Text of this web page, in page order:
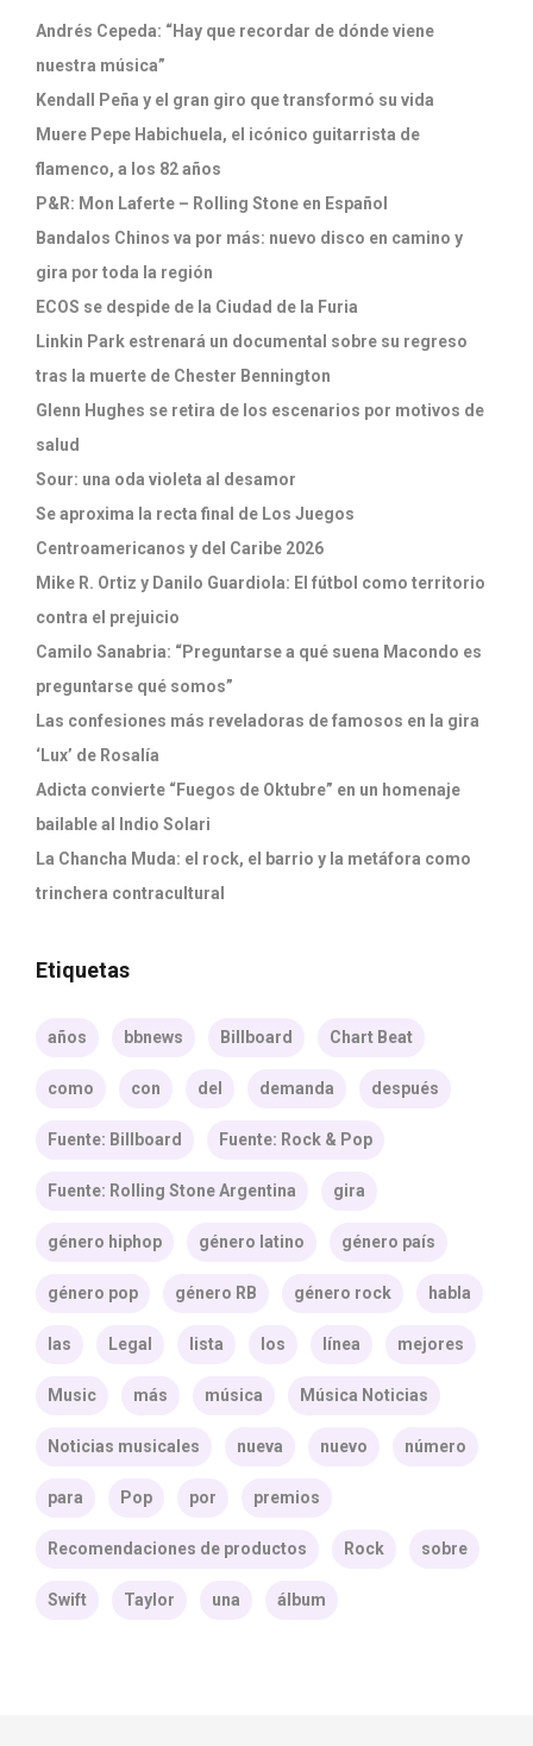
Andrés Cepeda: “Hay que recordar de dónde viene
nuestra música”
Kendall Peña y el gran giro que transformó su vida
Muere Pepe Habichuela, el icónico guitarrista de
flamenco, a los 82 años
P&R: Mon Laferte – Rolling Stone en Español
Bandalos Chinos va por más: nuevo disco en camino y
gira por toda la región
ECOS se despide de la Ciudad de la Furia
Linkin Park estrenará un documental sobre su regreso
tras la muerte de Chester Bennington
Glenn Hughes se retira de los escenarios por motivos de
salud
Sour: una oda violeta al desamor
Se aproxima la recta final de Los Juegos
Centroamericanos y del Caribe 2026
Mike R. Ortiz y Danilo Guardiola: El fútbol como territorio
contra el prejuicio
Camilo Sanabria: “Preguntarse a qué suena Macondo es
preguntarse qué somos”
Las confesiones más reveladoras de famosos en la gira
‘Lux’ de Rosalía
Adicta convierte “Fuegos de Oktubre” en un homenaje
bailable al Indio Solari
La Chancha Muda: el rock, el barrio y la metáfora como
trinchera contracultural
Etiquetas
años bbnews Billboard Chart Beat
como con del demanda después
Fuente: Billboard Fuente: Rock & Pop
Fuente: Rolling Stone Argentina gira
género hiphop género latino género país
género pop género RB género rock habla
las Legal lista los línea mejores
Music más música Música Noticias
Noticias musicales nueva nuevo número
para Pop por premios
Recomendaciones de productos Rock sobre
Swift Taylor una álbum